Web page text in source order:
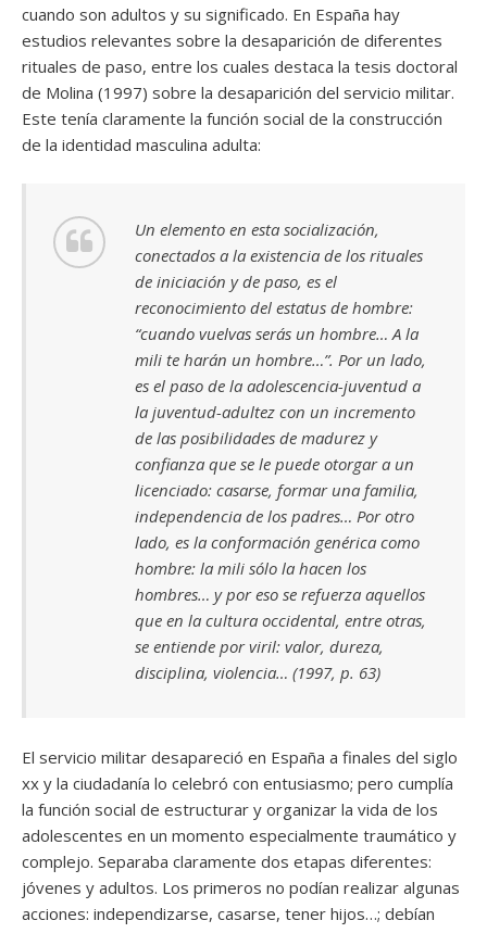
cuando son adultos y su significado. En España hay
estudios relevantes sobre la desaparición de diferentes
rituales de paso, entre los cuales destaca la tesis doctoral
de Molina (1997) sobre la desaparición del servicio militar.
Este tenía claramente la función social de la construcción
de la identidad masculina adulta:
Un elemento en esta socialización,
conectados a la existencia de los rituales
de iniciación y de paso, es el
reconocimiento del estatus de hombre:
“cuando vuelvas serás un hombre… A la
mili te harán un hombre…”. Por un lado,
es el paso de la adolescencia-juventud a
la juventud-adultez con un incremento
de las posibilidades de madurez y
confianza que se le puede otorgar a un
licenciado: casarse, formar una familia,
independencia de los padres… Por otro
lado, es la conformación genérica como
hombre: la mili sólo la hacen los
hombres… y por eso se refuerza aquellos
que en la cultura occidental, entre otras,
se entiende por viril: valor, dureza,
disciplina, violencia… (1997, p. 63)
El servicio militar desapareció en España a finales del siglo
xx y la ciudadanía lo celebró con entusiasmo; pero cumplía
la función social de estructurar y organizar la vida de los
adolescentes en un momento especialmente traumático y
complejo. Separaba claramente dos etapas diferentes:
jóvenes y adultos. Los primeros no podían realizar algunas
acciones: independizarse, casarse, tener hijos…; debían